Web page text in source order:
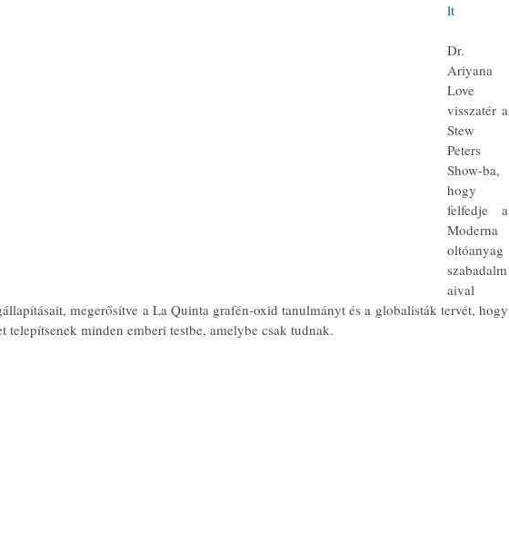
lt
Dr.
Ariyana
Love
visszatér a
Stew
Peters
Show-ba,
hogy
felfedje a
Moderna
oltóanyag
szabadalm
aival
megerősítve a La Quinta grafén-oxid tanulmányt és a globalisták tervét, hogy
telepítsenek minden emberi testbe, amelybe csak tudnak.